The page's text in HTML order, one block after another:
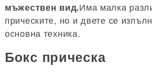
мъжествен вид.Има малка
прическите, но и двете се
основна техника.
Бокс прическа